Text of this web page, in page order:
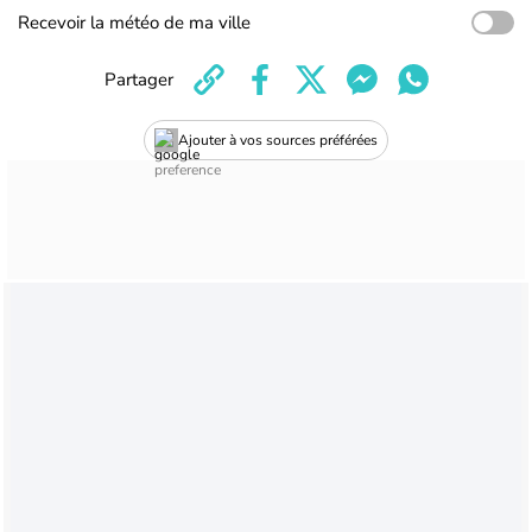
Recevoir la météo de ma ville
Ajouter à vos sources préférées
Partager